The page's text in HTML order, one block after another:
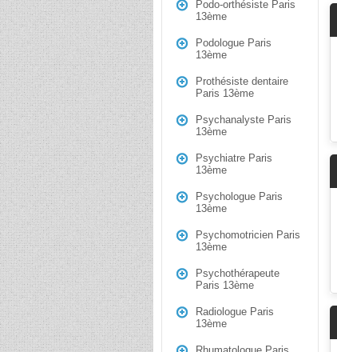
Podo-orthésiste Paris
13ème
Podologue Paris
13ème
Prothésiste dentaire
Paris 13ème
Psychanalyste Paris
13ème
Psychiatre Paris
13ème
Psychologue Paris
13ème
Psychomotricien Paris
13ème
Psychothérapeute
Paris 13ème
Radiologue Paris
13ème